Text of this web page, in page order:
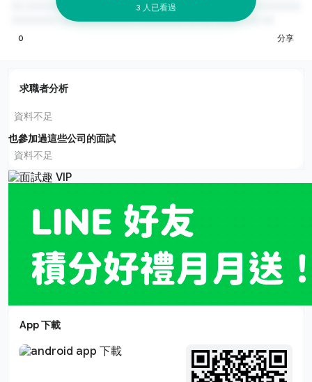
3 人已看過
0 分享
求職者分析
資料不足
也參加過這些公司的面試
資料不足
App 下載